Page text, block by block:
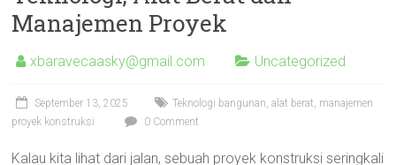
Manajemen Proyek
xbaravecaasky@gmail.com Uncategorized
September 13, 2025
Teknologi bangunan, alat berat, manajemen
proyek konstruksi
0 Comment
Kalau kita lihat dari jalan, sebuah proyek konstruksi seringkali